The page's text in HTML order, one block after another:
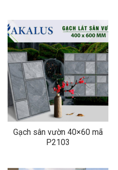
Gạch sân vườn 40×60 mã
P2103